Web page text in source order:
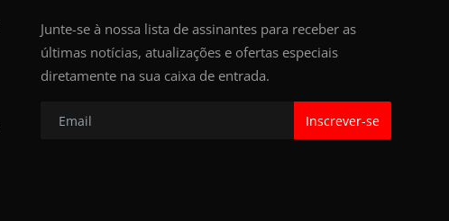
Junte-se à nossa lista de assinantes para receber as
últimas notícias, atualizações e ofertas especiais
diretamente na sua caixa de entrada.
Inscrever-se